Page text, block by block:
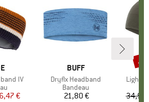
IV
group
réduit
€
MARQUE
BUFF
Article
Dryflx Headband
Product group
Bandeau
Prix
21,80 €
Article
34,95